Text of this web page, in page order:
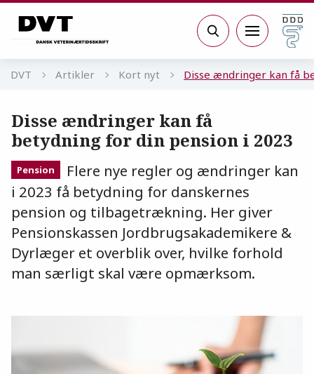
Søg
DVT Artikler Kort nyt Disse ændringer kan få
Disse ændringer kan få
betydning for din pension i 2023
Pension
Flere nye regler og ændringer kan
i 2023 få betydning for danskernes
pension og tilbagetrækning. Her giver
Pensionskassen Jordbrugsakademikere &
Dyrlæger et overblik over, hvilke forhold
man særligt skal være opmærksom.